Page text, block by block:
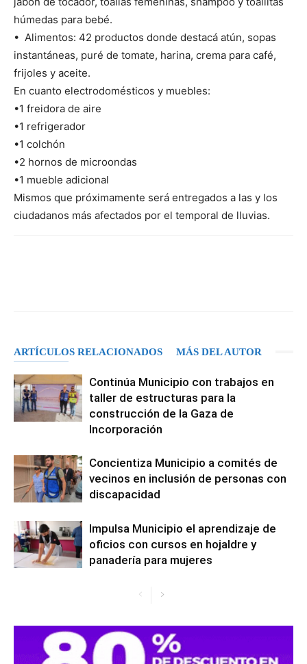
húmedas para bebé.
•⁠ ⁠Alimentos: 42 productos donde destacá atún, sopas
instantáneas, puré de tomate, harina, crema para café,
frijoles y aceite.
En cuanto electrodomésticos y muebles:
•1 freidora de aire
•1 refrigerador
•1 colchón
•2 hornos de microondas
•1 mueble adicional
Mismos que próximamente será entregados a las y los
ciudadanos más afectados por el temporal de lluvias.
ARTÍCULOS RELACIONADOS MÁS DEL AUTOR
Continúa Municipio con trabajos en
taller de estructuras para la
construcción de la Gaza de
Incorporación
Concientiza Municipio a comités de
vecinos en inclusión de personas con
discapacidad
Impulsa Municipio el aprendizaje de
oficios con cursos en hojaldre y
panadería para mujeres